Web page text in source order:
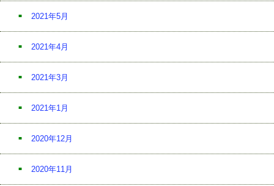
2021年5月
2021年4月
2021年3月
2021年1月
2020年12月
2020年11月